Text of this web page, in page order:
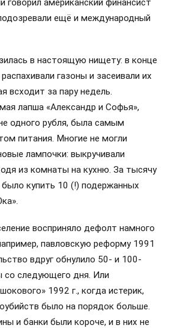
говорил американский финансист
ещё и международный
в настоящую нищету: в конце
газоны и засеивали их
всходит за пару недель.
лапша «Александр и Софья»,
одного рубля, была самым
питания. Многие не могли
лампочки: выкручивали
из комнаты на кухню. За тысячу
купить 10 (!) подержанных
восприняло дефолт намного
павловскую реформу 1991
вдруг обнулило 50- и 100-
со следующего дня. Или
1992 г., когда истерик,
было на порядок больше.
и банки были короче, и в них не